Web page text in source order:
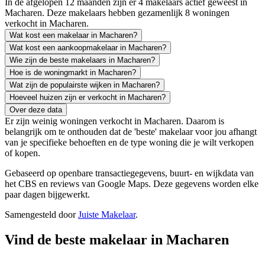
In de afgelopen 12 maanden zijn er 4 makelaars actief geweest in
Macharen. Deze makelaars hebben gezamenlijk 8 woningen
verkocht in Macharen.
Wat kost een makelaar in Macharen?
Wat kost een aankoopmakelaar in Macharen?
Wie zijn de beste makelaars in Macharen?
Hoe is de woningmarkt in Macharen?
Wat zijn de populairste wijken in Macharen?
Hoeveel huizen zijn er verkocht in Macharen?
Over deze data
Er zijn weinig woningen verkocht in Macharen. Daarom is
belangrijk om te onthouden dat de 'beste' makelaar voor jou afhangt
van je specifieke behoeften en de type woning die je wilt verkopen
of kopen.
Gebaseerd op openbare transactiegegevens, buurt- en wijkdata van
het CBS en reviews van Google Maps. Deze gegevens worden elke
paar dagen bijgewerkt.
Samengesteld doorJuiste Makelaar.
Vind de beste makelaar in Macharen